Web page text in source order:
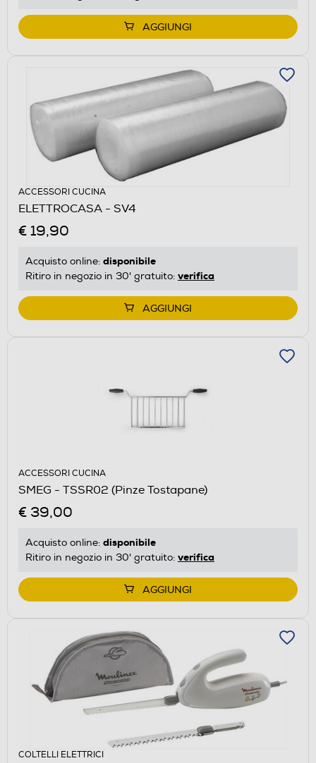
AGGIUNGI
ACCESSORI CUCINA
ELETTROCASA - SV4
€ 19,90
Acquisto online: disponibile
Ritiro in negozio in 30' gratuito: verifica
AGGIUNGI
ACCESSORI CUCINA
SMEG - TSSR02 (Pinze Tostapane)
€ 39,00
Acquisto online: disponibile
Ritiro in negozio in 30' gratuito: verifica
AGGIUNGI
COLTELLI ELETTRICI